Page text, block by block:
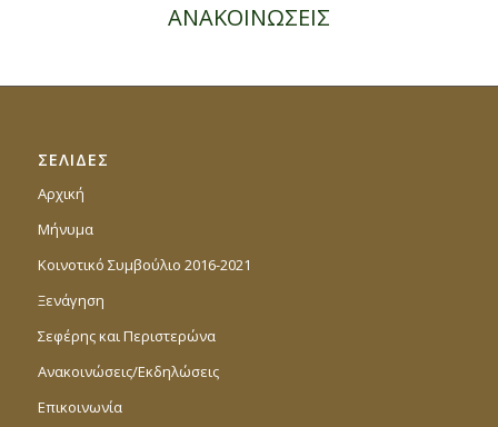
ΑΝΑΚΟΙΝΩΣΕΙΣ
ΣΕΛΙΔΕΣ
Αρχική
Μήνυμα
Κοινοτικό Συμβούλιο 2016-2021
Ξενάγηση
Σεφέρης και Περιστερώνα
Ανακοινώσεις/Εκδηλώσεις
Επικοινωνία